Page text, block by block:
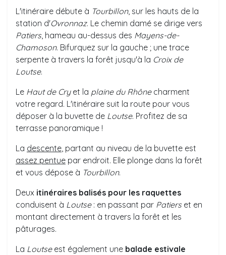
L'itinéraire débute à Tourbillon, sur les hauts de la
station d'Ovronnaz. Le chemin damé se dirige vers
Patiers, hameau au-dessus des Mayens-de-
Chamoson. Bifurquez sur la gauche ; une trace
serpente à travers la forêt jusqu'à la Croix de
Loutse.
Le Haut de Cryet la plaine du Rhônecharment
votre regard. L'itinéraire suit la route pour vous
déposer à la buvette de Loutse. Profitez de sa
terrasse panoramique !
La descente, partant au niveau de la buvette est
assez pentue par endroit. Elle plonge dans la forêt
et vous dépose à Tourbillon.
Deux itinéraires balisés pour les raquettes
conduisent à Loutse : en passant par Patiers et en
montant directement à travers la forêt et les
pâturages.
La Loutse est également une balade estivale